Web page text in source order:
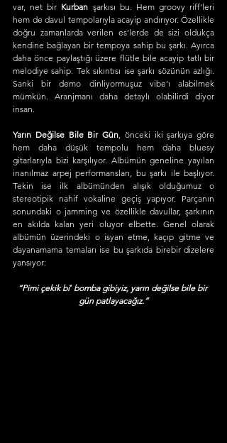
var, net bir Kurban şarkısı bu. Hem groovy riff’leri
hem de davul tempolarıyla acayip andırıyor. Özellikle
doğru zamanlarda verilen es’lerde de sizi oldukça
kendine bağlayan bir tempoya sahip bu şarkı. Ayırca
daha önce paylaştığı üzere flütle bile acayip tatlı bir
melodiye sahip. Tek sıkıntısı ise şarkı sözünün azlığı.
Sanki bir demo dinliyormuşuz vibe’ı alabilmek
mümkün. Aranjmanı daha detaylı olabilirdi diyor
insan.
Yarın Değilse Bile Bir Gün , önceki iki şarkıya göre
hem daha düşük tempolu hem daha bluesy
gitarlarıyla bizi karşılıyor. Albümün geneline yayılan
inanılmaz arpej performansları, bu şarkı ile başlıyor.
Tekin ise ilk albümünden alışık olduğumuz o
stereotipik nahif vokaline geçiş yapıyor. Parçanın
sonundaki o jamming ve özellikle davullar, şarkının
en akılda kalan yeri oluyor elbette. Genel olarak
albümün üzerindeki o isyan etme, kaçıp gitme ve
dayanamama temaları ise bu şarkıda birebir dizelere
yansıyor:
“Pimi çekik bi′ bomba gibiyiz, yarın değilse bile bir
gün patlayacağız.”